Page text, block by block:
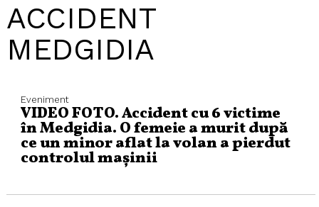
ACCIDENT
MEDGIDIA
Eveniment
VIDEO FOTO. Accident cu 6 victime
în Medgidia. O femeie a murit după
ce un minor aflat la volan a pierdut
controlul maşinii